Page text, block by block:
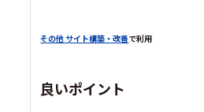
その他 サイト構築・改善で利用
良いポイント